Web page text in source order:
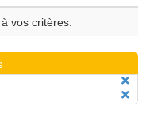
vos critères.